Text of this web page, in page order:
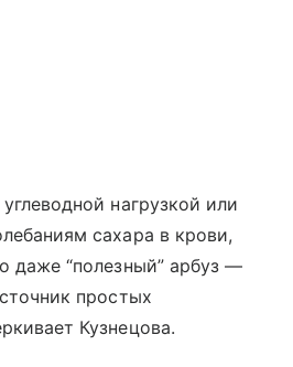
нагрузкой или
сахара в крови,
даже “полезный” арбуз —
простых
Кузнецова.